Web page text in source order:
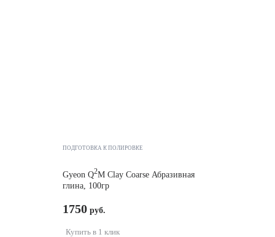
ПОДГОТОВКА К ПОЛИРОВКЕ
Gyeon Q2M Clay Coarse Абразивная
глина, 100гр
1750
Купить в 1 клик